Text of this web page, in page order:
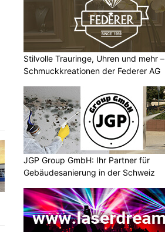
Stilvolle Trauringe, Uhren und mehr –
Schmuckkreationen der Federer AG
JGP Group GmbH: Ihr Partner für
Gebäudesanierung in der Schweiz